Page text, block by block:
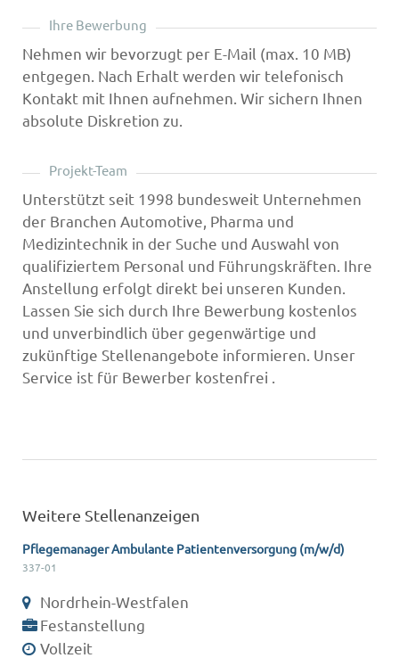
Ihre Bewerbung
Nehmen wir bevorzugt per E-Mail (max. 10 MB)
entgegen. Nach Erhalt werden wir telefonisch
Kontakt mit Ihnen aufnehmen. Wir sichern Ihnen
absolute Diskretion zu.
Projekt-Team
Unterstützt seit 1998 bundesweit Unternehmen
der Branchen Automotive, Pharma und
Medizintechnik in der Suche und Auswahl von
qualifiziertem Personal und Führungskräften. Ihre
Anstellung erfolgt direkt bei unseren Kunden.
Lassen Sie sich durch Ihre Bewerbung kostenlos
und unverbindlich über gegenwärtige und
zukünftige Stellenangebote informieren. Unser
Service ist für Bewerber kostenfrei .
Weitere Stellenanzeigen
Pflegemanager Ambulante Patientenversorgung (m/w/d)
337-01
Nordrhein-Westfalen
Festanstellung
Vollzeit